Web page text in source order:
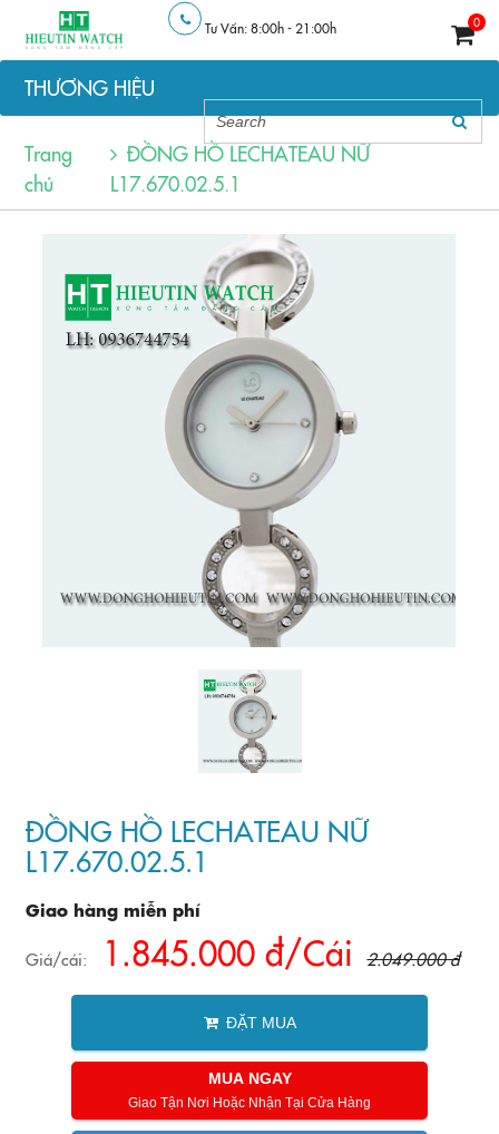
Tư Vấn: 8:00h - 21:00h 0
THƯƠNG HIỆU
Trang
chủ
ĐỒNG HỒ LECHATEAU NỮ
L17.670.02.5.1
ĐỒNG HỒ LECHATEAU NỮ
L17.670.02.5.1
Giao hàng miễn phí
Giá/cái: 1.845.000 đ/Cái 2.049.000 đ
ĐẶT MUA
MUA NGAY
Giao Tận Nơi Hoặc Nhận Tại Cửa Hàng